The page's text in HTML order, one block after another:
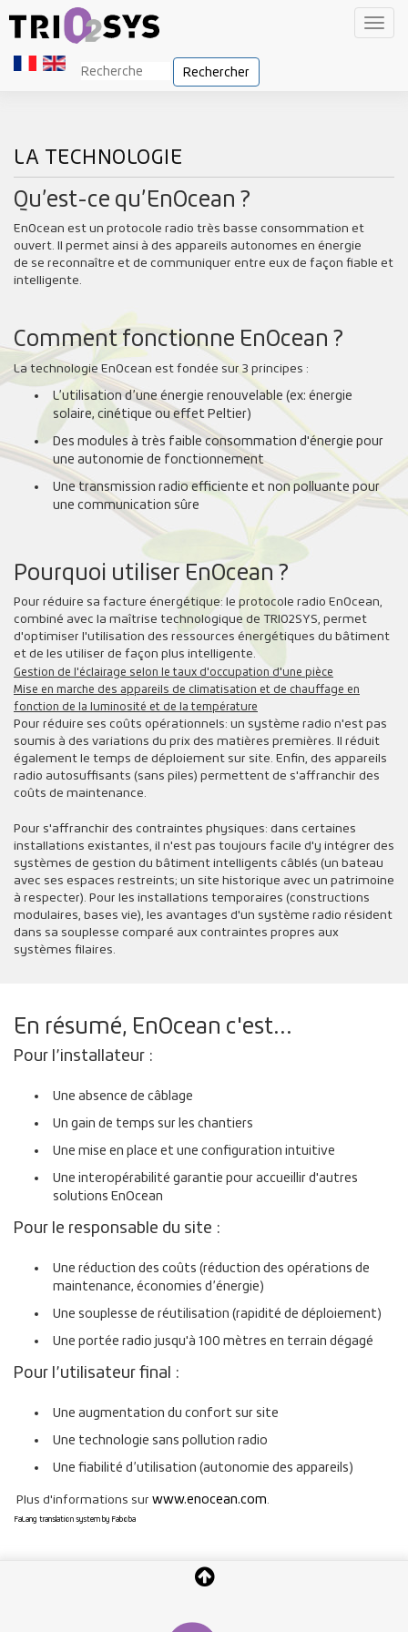
Rechercher
LA TECHNOLOGIE
Qu’est-ce qu’EnOcean ?
EnOcean est un protocole radio très basse consommation et
ouvert. Il permet ainsi à des appareils autonomes en énergie
de se reconnaître et de communiquer entre eux de façon fiable et
intelligente.
Comment fonctionne EnOcean ?
La technologie EnOcean est fondée sur 3 principes :
L’utilisation d’une énergie renouvelable (ex: énergie
solaire, cinétique ou effet Peltier)
Des modules à très faible consommation d'énergie pour
une autonomie de fonctionnement
Une transmission radio efficiente et non polluante pour
une communication sûre
Pourquoi utiliser EnOcean ?
Pour réduire sa facture énergétique: le protocole radio EnOcean,
combiné avec la maîtrise technologique de TRIO2SYS, permet
d'optimiser l'utilisation des ressources énergétiques du bâtiment
et de les utiliser de façon plus intelligente.
Gestion de l'éclairage selon le taux d'occupation d'une pièce
Mise en marche des appareils de climatisation et de chauffage en
fonction de la luminosité et de la température
Pour réduire ses coûts opérationnels: un système radio n'est pas
soumis à des variations du prix des matières premières. Il réduit
également le temps de déploiement sur site. Enfin, des appareils
radio autosuffisants (sans piles) permettent de s'affranchir des
coûts de maintenance.
Pour s'affranchir des contraintes physiques: dans certaines
installations existantes, il n'est pas toujours facile d'y intégrer des
systèmes de gestion du bâtiment intelligents câblés (un bateau
avec ses espaces restreints; un site historique avec un patrimoine
à respecter). Pour les installations temporaires (constructions
modulaires, bases vie), les avantages d'un système radio résident
dans sa souplesse comparé aux contraintes propres aux
systèmes filaires.
En résumé, EnOcean c'est...
Pour l’installateur :
Une absence de câblage
Un gain de temps sur les chantiers
Une mise en place et une configuration intuitive
Une interopérabilité garantie pour accueillir d'autres
solutions EnOcean
Pour le responsable du site :
Une réduction des coûts (réduction des opérations de
maintenance, économies d’énergie)
Une souplesse de réutilisation (rapidité de déploiement)
Une portée radio jusqu'à 100 mètres en terrain dégagé
Pour l’utilisateur final :
Une augmentation du confort sur site
Une technologie sans pollution radio
Une fiabilité d’utilisation (autonomie des appareils)
Plus d'informations sur www.enocean.com.
FaLang translation system by Faboba